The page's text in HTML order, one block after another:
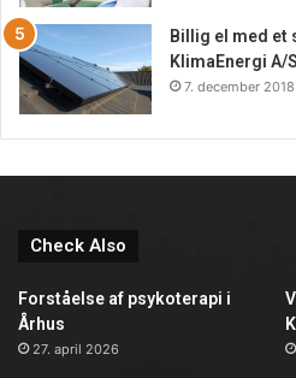
Billig el med
KlimaEnergi A/S
7. december 2018
Check Also
Forståelse af psykoterapi i
Århus
27. april 2026